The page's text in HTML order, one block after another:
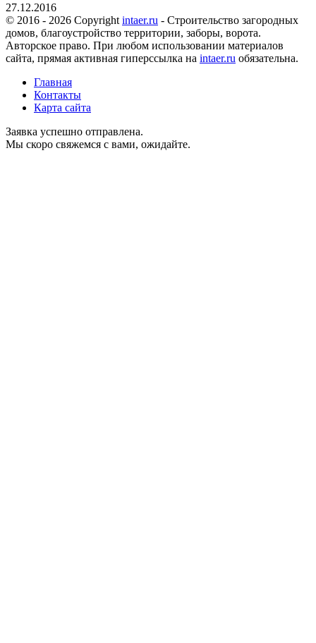
27.12.2016
© 2016 - 2026 Copyright intaer.ru - Cтроительство загородных
домов, благоустройство территории, заборы, ворота.
Авторское право. При любом использовании материалов
сайта, прямая активная гиперссылка на intaer.ru обязательна.
Главная
Контакты
Карта сайта
Заявка успешно отправлена.
Мы скоро свяжемся с вами, ожидайте.